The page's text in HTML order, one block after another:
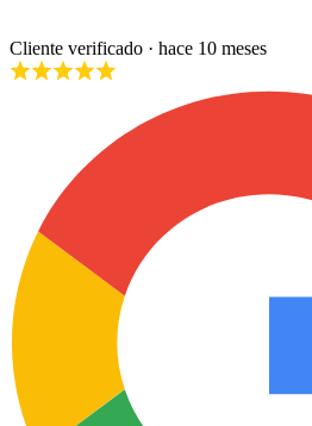
Cliente verificado · hace 10 meses